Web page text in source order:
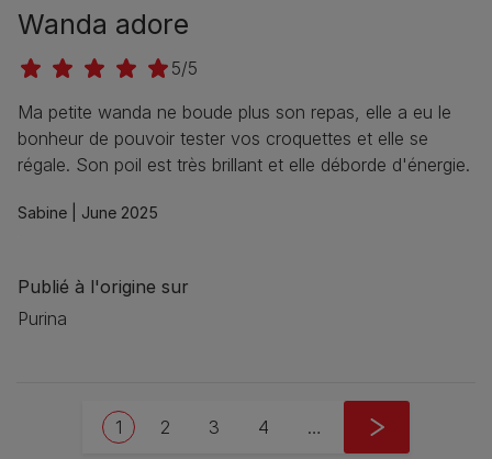
Wanda adore
5/5
Ma petite wanda ne boude plus son repas, elle a eu le
bonheur de pouvoir tester vos croquettes et elle se
régale. Son poil est très brillant et elle déborde d'énergie.
Sabine | June 2025
Publié à l'origine sur
Purina
Current page
1 Page
2 Page
3 Page
4 … Next page
››